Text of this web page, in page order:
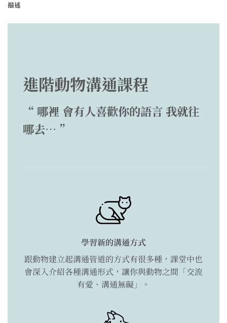
描述
進階動物溝通課程
“ 哪裡 會有人喜歡你的語言 我就往
哪去… ”
學習新的溝通方式
跟動物建立起溝通管道的方式有很多種，課堂中也
會深入介紹各種溝通形式，讓你與動物之間「交流
有愛、溝通無礙」。